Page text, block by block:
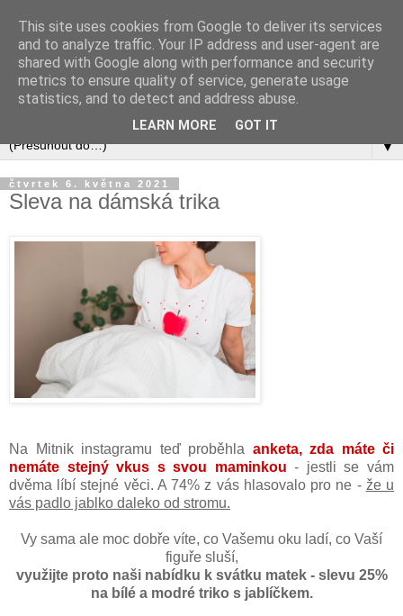
▼
čtvrtek 6. května 2021
Sleva na dámská trika
Na Mitnik instagramu teď proběhla anketa, zda máte či
nemáte stejný vkus s svou maminkou - jestli se vám
dvěma líbí stejné věci. A 74% z vás hlasovalo pro ne - že u
vás padlo jablko daleko od stromu.
Vy sama ale moc dobře víte, co Vašemu oku ladí, co Vaší
figuře sluší,
využijte proto naši nabídku k svátku matek - slevu 25%
na bílé a modré triko s jablíčkem.
This site uses cookies from Google to deliver its services
and to analyze traffic. Your IP address and user-agent are
shared with Google along with performance and security
metrics to ensure quality of service, generate usage
statistics, and to detect and address abuse.
LEARN MORE GOT IT